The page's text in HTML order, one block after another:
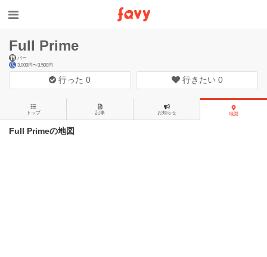
Full Prime
バー
3,000円〜3,500円
行った0 行きたい 0
トップ 記事 お知らせ 地図
Full Primeの地図